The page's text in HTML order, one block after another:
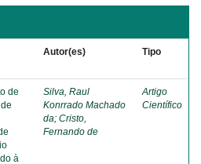
Autor(es) Tipo
de
à
Silva, Raul
Konrrado Machado
da; Cristo,
Fernando de
Artigo
Científico